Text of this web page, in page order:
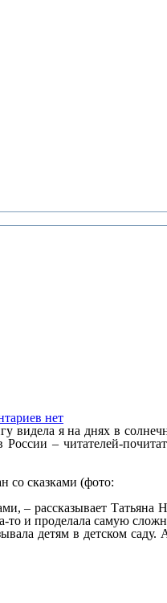
нет
видела я на днях в
– читателей-
со сказками (фото:
– рассказывает
и проделала самую
детям в детском